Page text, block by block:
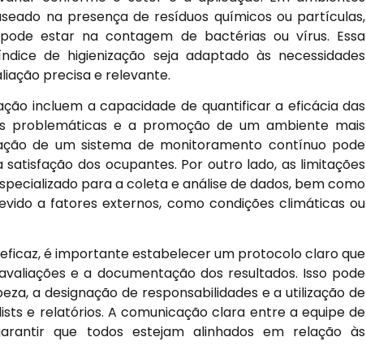
na presença de resíduos químicos ou partículas,
estar na contagem de bactérias ou vírus. Essa
de higienização seja adaptado às necessidades
precisa e relevante.
incluem a capacidade de quantificar a eficácia das
problemáticas e a promoção de um ambiente mais
de um sistema de monitoramento contínuo pode
dos ocupantes. Por outro lado, as limitações
para a coleta e análise de dados, bem como
a fatores externos, como condições climáticas ou
é importante estabelecer um protocolo claro que
e a documentação dos resultados. Isso pode
a designação de responsabilidades e a utilização de
e relatórios. A comunicação clara entre a equipe de
que todos estejam alinhados em relação às